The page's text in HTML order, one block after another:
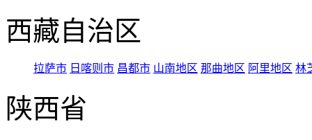
西藏自治区
拉萨市 日喀则市 昌都市 山南地区 那曲地区 阿里地区 林
陕西省